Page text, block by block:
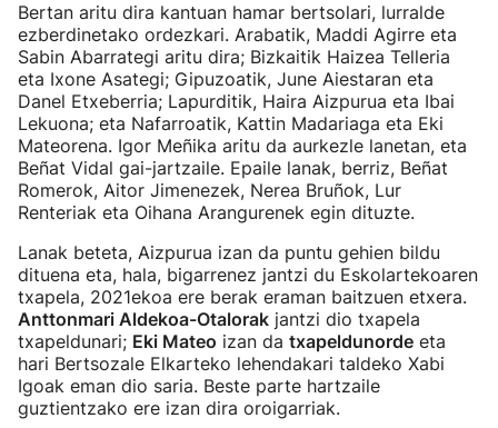
Bertan aritu dira kantuan hamar bertsolari, lurralde
ezberdinetako ordezkari. Arabatik, Maddi Agirre eta
Sabin Abarrategi aritu dira; Bizkaitik Haizea Telleria
eta Ixone Asategi; Gipuzoatik, June Aiestaran eta
Danel Etxeberria; Lapurditik, Haira Aizpurua eta Ibai
Lekuona; eta Nafarroatik, Kattin Madariaga eta Eki
Mateorena. Igor Meñika aritu da aurkezle lanetan, eta
Beñat Vidal gai-jartzaile. Epaile lanak, berriz, Beñat
Romerok, Aitor Jimenezek, Nerea Bruñok, Lur
Renteriak eta Oihana Arangurenek egin dituzte.
Lanak beteta, Aizpurua izan da puntu gehien bildu
dituena eta, hala, bigarrenez jantzi du Eskolartekoaren
txapela, 2021ekoa ere berak eraman baitzuen etxera.
Anttonmari Aldekoa-Otalorak jantzi dio txapela
txapeldunari; Eki Mateo izan da txapeldunorde eta
hari Bertsozale Elkarteko lehendakari taldeko Xabi
Igoak eman dio saria. Beste parte hartzaile
guztientzako ere izan dira oroigarriak.